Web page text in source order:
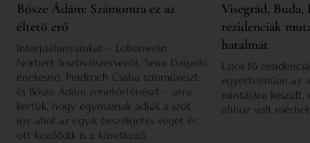
Bősze Ádám: Számomra ez az
éltető erő
Interjúalanyainkat – Lobenwein
Norbert fesztiválszervezőt, Sena Dagadu
énekesnő, Pindroch Csaba színművészt
és Bősze Ádám zenetörténészt – arra
kértük, hogy egymásnak adják a szót,
így ahol az egyik beszélgetés véget ér,
ott kezdődik is a következő.
Visegrád,
rezidenciák
hatalmát
Lajos fő
egyértelműen az
mintájára készült,
ahhoz volt